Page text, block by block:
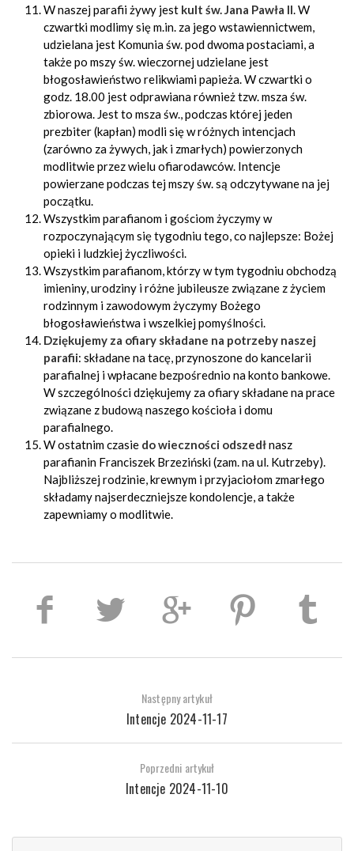
W naszej parafii żywy jest kult św. Jana Pawła II. W
czwartki modlimy się m.in. za jego wstawiennictwem,
udzielana jest Komunia św. pod dwoma postaciami, a
także po mszy św. wieczornej udzielane jest
błogosławieństwo relikwiami papieża. W czwartki o
godz. 18.00 jest odprawiana również tzw. msza św.
zbiorowa. Jest to msza św., podczas której jeden
prezbiter (kapłan) modli się w różnych intencjach
(zarówno za żywych, jak i zmarłych) powierzonych
modlitwie przez wielu ofiarodawców. Intencje
powierzane podczas tej mszy św. są odczytywane na jej
początku.
Wszystkim parafianom i gościom życzymy w
rozpoczynającym się tygodniu tego, co najlepsze: Bożej
opieki i ludzkiej życzliwości.
Wszystkim parafianom, którzy w tym tygodniu obchodzą
imieniny, urodziny i różne jubileusze związane z życiem
rodzinnym i zawodowym życzymy Bożego
błogosławieństwa i wszelkiej pomyślności.
Dziękujemy za ofiary składane na potrzeby naszej
parafii: składane na tacę, przynoszone do kancelarii
parafialnej i wpłacane bezpośrednio na konto bankowe.
W szczególności dziękujemy za ofiary składane na prace
związane z budową naszego kościoła i domu
parafialnego.
W ostatnim czasie do wieczności odszedłnasz
parafianin Franciszek Brzeziński (zam. na ul. Kutrzeby).
Najbliższej rodzinie, krewnym i przyjaciołom zmarłego
składamy najserdeczniejsze kondolencje, a także
zapewniamy o modlitwie.
Następny artykuł
Intencje 2024-11-17
Poprzedni artykuł
Intencje 2024-11-10